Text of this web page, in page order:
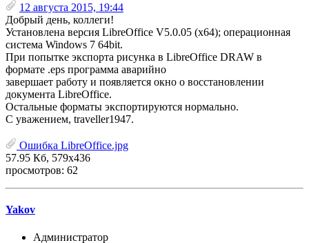
12 августа 2015, 19:44
Добрый день, коллеги!
Установлена версия LibreOffice V5.0.05 (x64); операционная
система Windows 7 64bit.
При попытке экспорта рисунка в LibreOffice DRAW в
формате .eps программа аварийно
завершает работу и появляется окно о восстановлении
документа LibreOffice.
Остальные форматы экспортируются нормально.
С уважением, traveller1947.
Ошибка LibreOffice.jpg
57.95 Кб, 579x436
просмотров: 62
Yakov
Администратор